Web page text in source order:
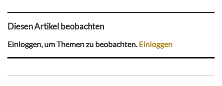
Diesen Artikel beobachten
Einloggen, um Themen zu beobachten. Einloggen